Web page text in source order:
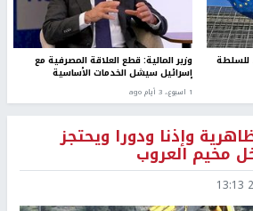
للسلطة وزير المالية: قطع العلاقة المصرفية مع
إسرائيل سيشل الخدمات الأساسية
1 اسبوع.، 3 أيام ago
وإذنا ودورا ويحتجز
مخيم العروب